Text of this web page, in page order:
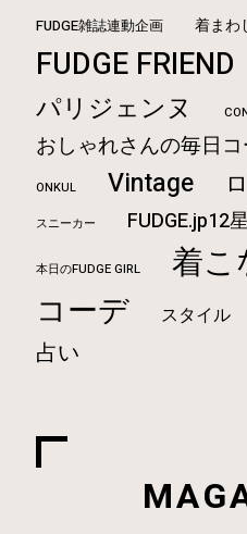
FUDGE雑誌連動企画 着まわ
FUDGE FRIEND
パリジェンヌ
おしゃれさんの毎日
ONKUL Vintage
スニーカー FUDGE.jp12
本日のFUDGE GIRL 着こ
コーデ スタイル
占い